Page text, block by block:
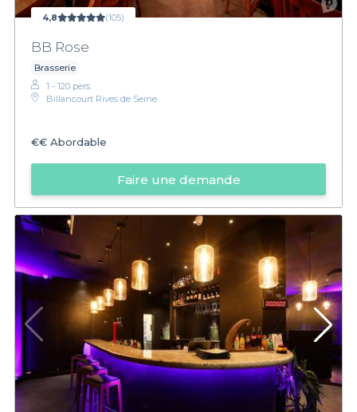
4,8 (105)
BB Rose
Brasserie
1 - 120 pers.
Billancourt Rives de Seine
€€ Abordable
Faire une demande